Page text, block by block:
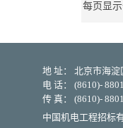
每页显
地 址： 北京市海
电 话： (8610)-
传 真： (8610)-
中国机电工程招标